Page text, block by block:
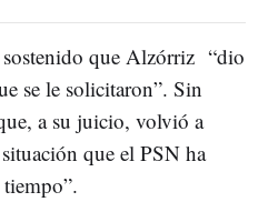
sostenido que Alzórriz “dio
se le solicitaron”. Sin
a su juicio, volvió a
que el PSN ha